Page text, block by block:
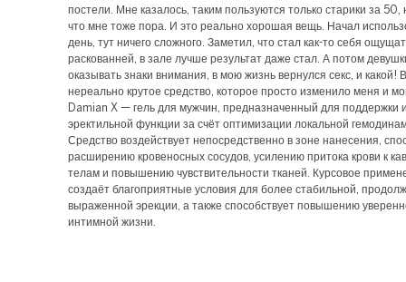
постели. Мне казалось, таким пользуются только старики за 50,
что мне тоже пора. И это реально хорошая вещь. Начал
день, тут ничего сложного. Заметил, что стал как-то себя
раскованней, в зале лучше результат даже стал. А потом
оказывать знаки внимания, в мою жизнь вернулся секс, и какой!
нереально крутое средство, которое просто изменило меня и
Damian X — гель для мужчин, предназначенный для поддержки
эректильной функции за счёт оптимизации локальной
Средство воздействует непосредственно в зоне нанесения,
расширению кровеносных сосудов, усилению притока крови к
телам и повышению чувствительности тканей. Курсовое
создаёт благоприятные условия для более стабильной,
выраженной эрекции, а также способствует повышению
интимной жизни.